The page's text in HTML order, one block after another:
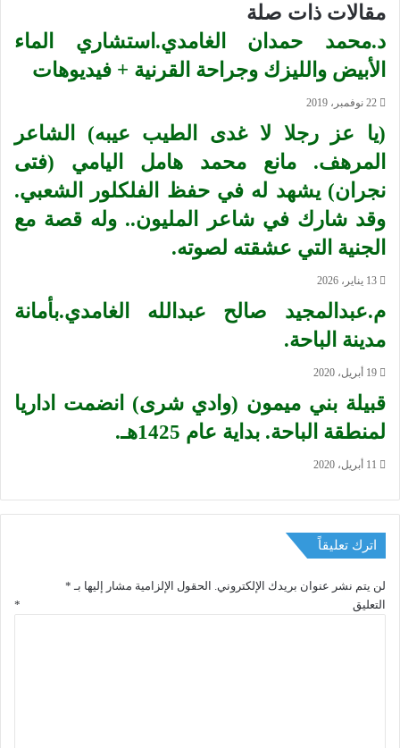
مقالات ذات صلة
د.محمد حمدان الغامدي.استشاري الماء
الأبيض والليزك وجراحة القرنية + فيديوهات
22 نوفمبر، 2019
(يا عز رجلا لا غدى الطيب عيبه) الشاعر
المرهف. مانع محمد هامل اليامي (فتى
نجران) يشهد له في حفظ الفلكلور الشعبي.
وقد شارك في شاعر المليون.. وله قصة مع
الجنية التي عشقته لصوته.
13 يناير، 2026
م.عبدالمجيد صالح عبدالله الغامدي.بأمانة
مدينة الباحة.
19 أبريل، 2020
قبيلة بني ميمون (وادي شرى) انضمت اداريا
لمنطقة الباحة. بداية عام 1425هـ.
11 أبريل، 2020
اترك تعليقاً
لن يتم نشر عنوان بريدك الإلكتروني. الحقول الإلزامية مشار إليها بـ *
التعليق *